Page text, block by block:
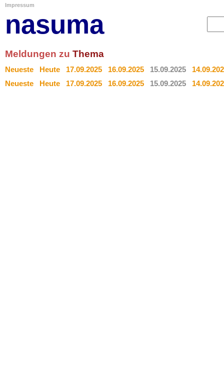
Impressum
nasuma
Meldungen zu Thema
Neueste Heute 17.09.2025 16.09.2025 15.09.2025
Neueste
Heute 17.09.2025 16.09.2025 15.09.2025